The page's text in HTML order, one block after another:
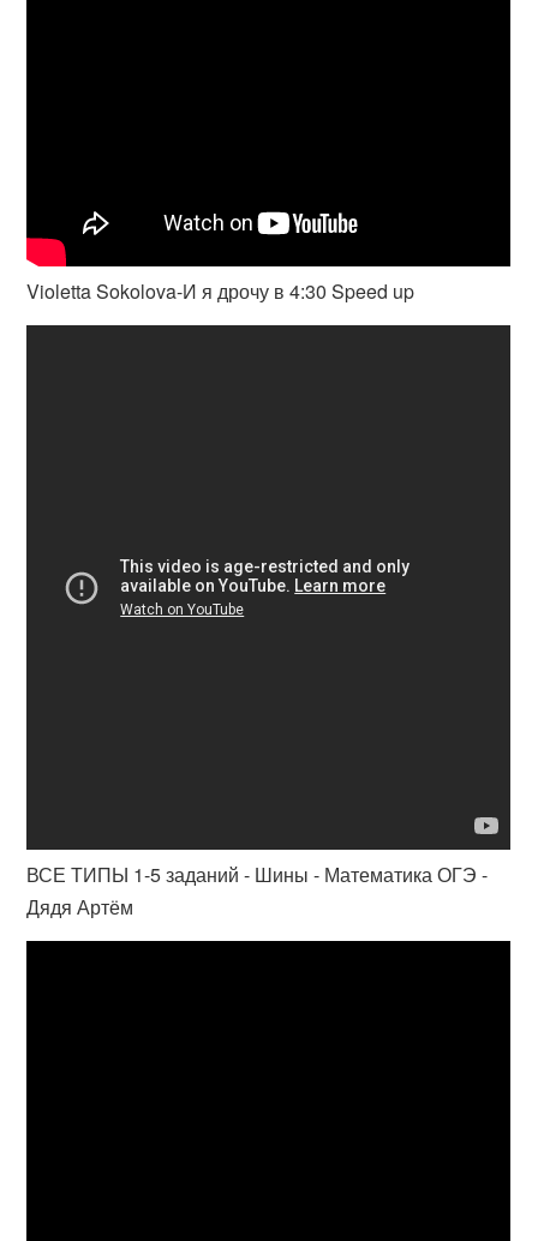
Violetta Sokolova-И я дрочу в 4:30 Speed up
ВСЕ ТИПЫ 1-5 заданий - Шины - Математика ОГЭ -
Дядя Артём